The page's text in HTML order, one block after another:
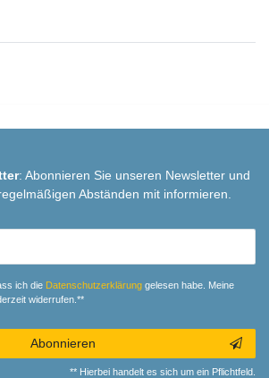
: Abonnieren Sie unseren Newsletter und
Abständen mit informieren.
ich die Daten­schutz­erklärunggelesen habe. Meine
widerrufen.**
Abonnieren
** Hierbei handelt es sich um ein Pflichtfeld.